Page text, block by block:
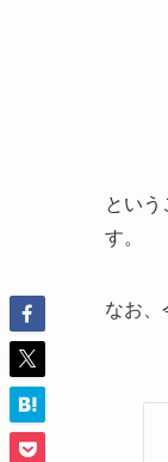
とい
す。
なお